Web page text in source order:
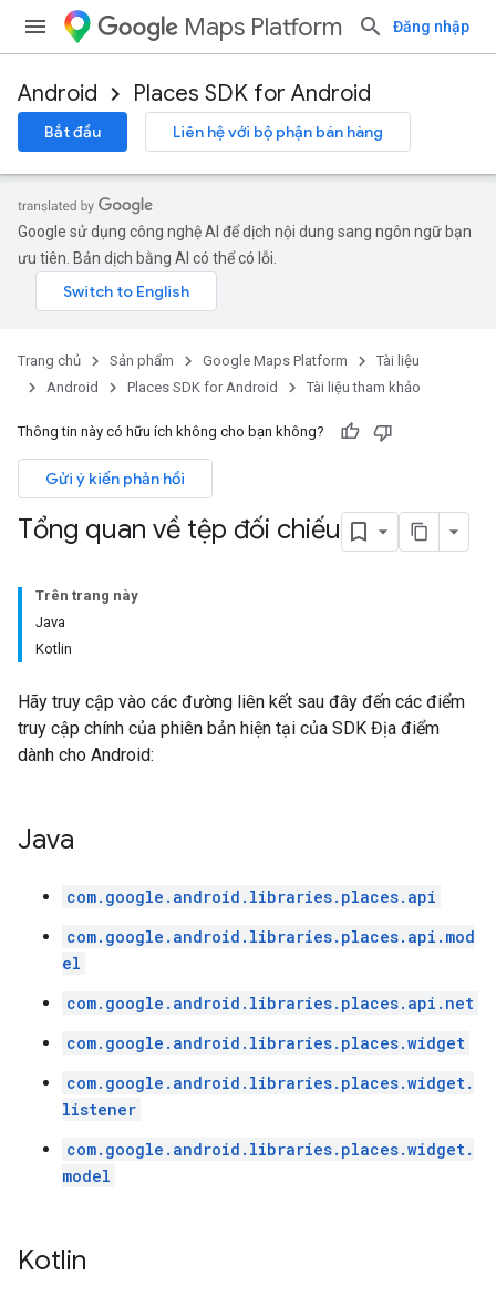
Maps Platform Đăng nhập
Android Places SDK for Android
Bắt đầu Liên hệ với bộ phận bán hàng
Google sử dụng công nghệ AI để dịch nội dung sang ngôn ngữ bạn
ưu tiên. Bản dịch bằng AI có thể có lỗi.
Trang chủ Sản phẩm Google Maps Platform
Tài liệu
Android
Places SDK for Android Tài liệu tham khảo
Thông tin này có hữu ích không cho bạn không?
Gửi ý kiến phản hồi
Tổng quan về tệp đối chiếu
Trên trang này
Java
Kotlin
Hãy truy cập vào các đường liên kết sau đây đến các điểm
truy cập chính của phiên bản hiện tại của SDK Địa điểm
dành cho Android:
Java
com.google.android.libraries.places.api
com.google.android.libraries.places.api.mod
el
com.google.android.libraries.places.api.net
com.google.android.libraries.places.widget
com.google.android.libraries.places.widget.
listener
com.google.android.libraries.places.widget.
model
Kotlin